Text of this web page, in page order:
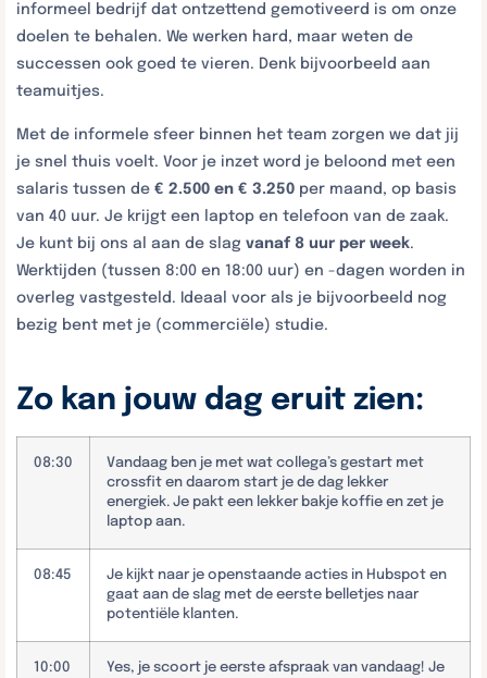
informeel bedrijf dat ontzettend gemotiveerd is om onze
doelen te behalen. We werken hard, maar weten de
successen ook goed te vieren. Denk bijvoorbeeld aan
teamuitjes.
Met de informele sfeer binnen het team zorgen we dat jij
je snel thuis voelt. Voor je inzet word je beloond met een
salaris tussen de € 2.500 en € 3.250 per maand, op basis
van 40 uur. Je krijgt een laptop en telefoon van de zaak.
Je kunt bij ons al aan de slag vanaf 8 uur per week.
Werktijden (tussen 8:00 en 18:00 uur) en -dagen worden in
overleg vastgesteld. Ideaal voor als je bijvoorbeeld nog
bezig bent met je (commerciële) studie.
Zo kan jouw dag eruit zien:
08:30
Vandaag ben je met wat collega’s gestart met
crossfit en daarom start je de dag lekker
energiek. Je pakt een lekker bakje koffie en zet je
laptop aan.
08:45
Je kijkt naar je openstaande acties in Hubspot en
gaat aan de slag met de eerste belletjes naar
potentiële klanten.
10:00
Yes, je scoort je eerste afspraak van vandaag! Je